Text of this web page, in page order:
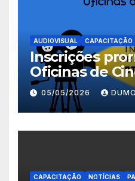
AUDIOVISUAL CAPACITAÇÃO
Inscrições
Oficinas de
Meu Primeiro
Nova Iguaçu
até 11 de maio
05/05/2026
CAPACITAÇÃO NOTÍCIAS